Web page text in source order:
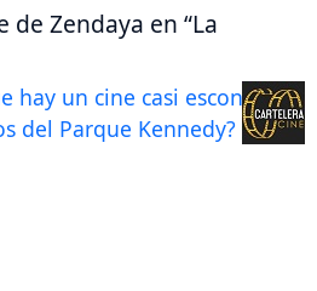
de Zendaya en “La